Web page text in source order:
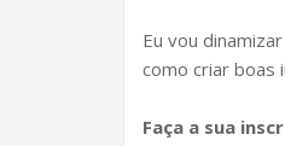
Eu vou
como criar boas
Faça a sua